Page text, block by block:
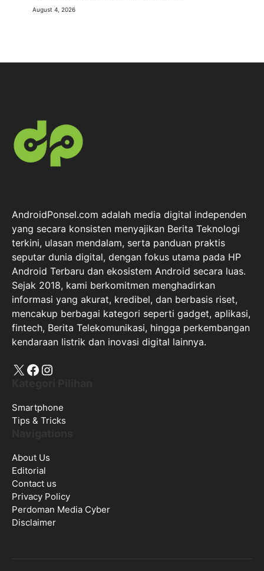
August 4, 2026
AndroidPonsel.com adalah media digital independen
yang secara konsisten menyajikan Berita Teknologi
terkini, ulasan mendalam, serta panduan praktis
seputar dunia digital, dengan fokus utama pada HP
Android Terbaru dan ekosistem Android secara luas.
Sejak 2018, kami berkomitmen menghadirkan
informasi yang akurat, kredibel, dan berbasis riset,
mencakup berbagai kategori seperti gadget, aplikasi,
fintech, Berita Telekomunikasi, hingga perkembangan
kendaraan listrik dan inovasi digital lainnya.
X Facebook
Instagram
Smartphone
Tips & Tricks
About Us
Editorial
Contact us
Privacy Policy
Perdoman Media Cyber
Disclaimer